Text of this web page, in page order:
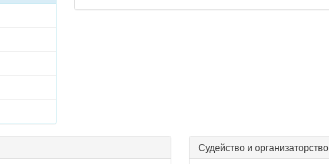
Судейство и организаторство